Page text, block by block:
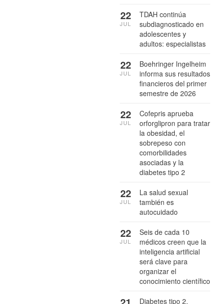
TDAH continúa
subdiagnosticado en
adolescentes y
adultos: especialistas
22
JUL
Boehringer Ingelheim
informa sus resultados
financieros del primer
semestre de 2026
22
JUL
Cofepris aprueba
orforglipron para tratar
la obesidad, el
sobrepeso con
comorbilidades
asociadas y la
diabetes tipo 2
22
JUL
La salud sexual
también es
autocuidado
22
JUL
Seis de cada 10
médicos creen que la
inteligencia artificial
será clave para
organizar el
conocimiento científico
22
JUL
Diabetes tipo 2,